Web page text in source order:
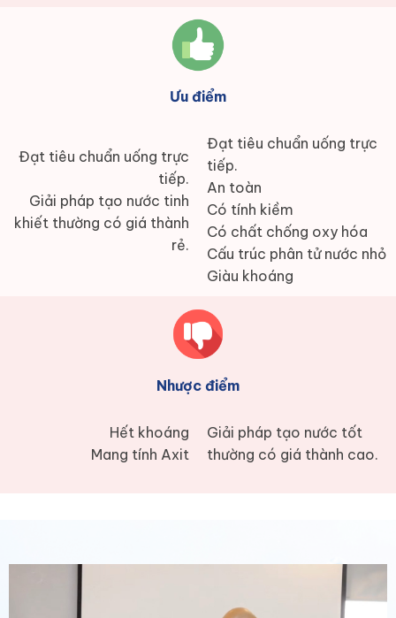
Đạt tiêu chuẩn uống trực
tiếp.
Giải pháp tạo nước tinh
khiết thường có giá thành
rẻ.
Ưu điểm
Đạt tiêu chuẩn uống trực
tiếp.
An toàn
Có tính kiềm
Có chất chống oxy hóa
Cấu trúc phân tử nước nhỏ
Giàu khoáng
Hết khoáng
Mang tính Axit
Nhược điểm
Giải pháp tạo nước tốt
thường có giá thành cao.